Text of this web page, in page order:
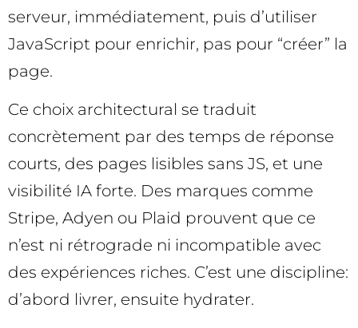
serveur, immédiatement, puis d’utiliser
JavaScript pour enrichir, pas pour “créer” la
page.
Ce choix architectural se traduit
concrètement par des temps de réponse
courts, des pages lisibles sans JS, et une
visibilité IA forte. Des marques comme
Stripe, Adyen ou Plaid prouvent que ce
n’est ni rétrograde ni incompatible avec
des expériences riches. C’est une discipline:
d’abord livrer, ensuite hydrater.